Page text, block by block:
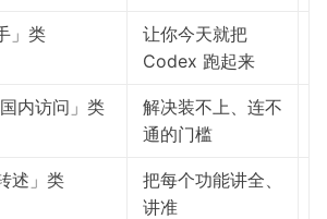
」类
让你今天就把
Codex 跑起来
内访问」类
解决装不上、连不
通的门槛
述」类
把每个功能讲全、
讲准